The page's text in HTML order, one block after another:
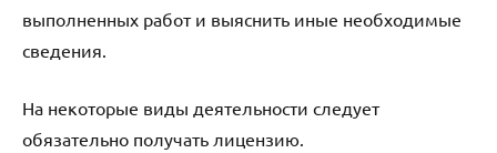
выполненных работ и выяснить иные необходимые
сведения.
На некоторые виды деятельности следует
обязательно получать лицензию.